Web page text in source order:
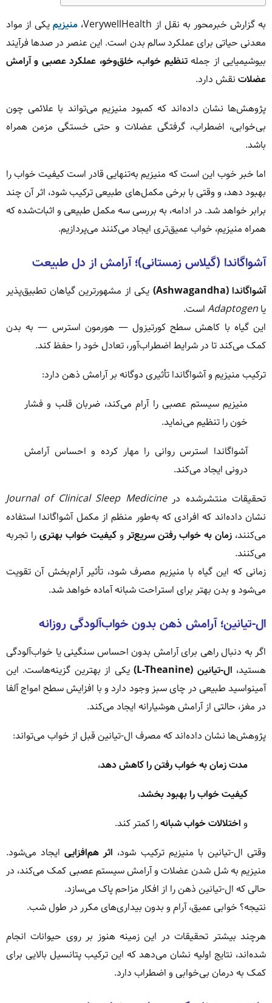
به گزارش خبرمحور به نقل از VerywellHealth، منیزیمیکی از مواد
معدنی حیاتی برای عملکرد سالم بدن است. این عنصر در صدها فرآیند
بیوشیمیایی از جملهتنظیم خواب، خلق‌وخو، عملکرد عصبی و آرامش
عضلات نقش دارد.
پژوهش‌ها نشان داده‌اند که کمبود منیزیم می‌تواند با علائمی چون
بی‌خوابی، اضطراب، گرفتگی عضلات و حتی خستگی مزمن همراه
باشد.
اما خبر خوب این است که منیزیم به‌تنهایی قادر است کیفیت خواب را
بهبود دهد، و وقتی با برخی مکمل‌های طبیعی ترکیب شود، اثر آن چند
برابر خواهد شد. در ادامه، به بررسی سه مکمل طبیعی و اثبات‌شده که
همراه منیزیم، خواب عمیق‌تری ایجاد می‌کنند می‌پردازیم.
آشواگاندا (گیلاس زمستانی)؛ آرامش از دل طبیعت
آشواگاندا (Ashwagandha)
یکی از مشهورترین گیاهان تطبیق‌پذیر
یا Adaptogen است.
این گیاه با کاهش سطح کورتیزول — هورمون استرس — به بدن
کمک می‌کند تا در شرایط اضطراب‌آور، تعادل خود را حفظ کند.
ترکیب منیزیم و آشواگاندا تأثیری دوگانه بر آرامش ذهن دارد:
منیزیم سیستم عصبی را آرام می‌کند، ضربان قلب و فشار
خون را تنظیم می‌نماید.
آشواگاندا استرس روانی را مهار کرده و احساس آرامش
درونی ایجاد می‌کند.
تحقیقات منتشرشده درJournal of Clinical Sleep Medicine
نشان داده‌اند که افرادی که به‌طور منظم از مکمل آشواگاندا استفاده
می‌کنند، زمان به خواب رفتن سریع‌ترو کیفیت خواب بهتری را تجربه
می‌کنند.
زمانی که این گیاه با منیزیم مصرف شود، تأثیر آرام‌بخش آن تقویت
می‌شود و بدن بهتر برای استراحت شبانه آماده خواهد شد.
ال-تیانین؛ آرامش ذهن بدون خواب‌آلودگی روزانه
اگر به دنبال راهی برای آرامش بدون احساس سنگینی یا خواب‌آلودگی
هستید، ال-تیانین (L-Theanine)
یکی از بهترین گزینه‌هاست. این
آمینواسید طبیعی در چای سبز وجود دارد و با افزایش سطح امواج آلفا
در مغز، حالتی از آرامش هوشیارانه ایجاد می‌کند.
پژوهش‌ها نشان داده‌اند که مصرف ال-تیانین قبل از خواب می‌تواند:
مدت زمان به خواب رفتن را کاهش دهد،
کیفیت خواب را بهبود بخشد،
و اختلالات خواب شبانهرا کمتر کند.
وقتی ال-تیانین با منیزیم ترکیب شود، اثر هم‌افزاییایجاد می‌شود.
منیزیم به شل شدن عضلات و آرامش سیستم عصبی کمک می‌کند، در
حالی که ال-تیانین ذهن را از افکار مزاحم پاک می‌سازد.
نتیجه؟ خوابی عمیق، آرام و بدون بیداری‌های مکرر در طول شب.
هرچند بیشتر تحقیقات در این زمینه هنوز بر روی حیوانات انجام
شده‌اند، نتایج اولیه نشان می‌دهد که این ترکیب پتانسیل بالایی برای
کمک به درمان بی‌خوابی و اضطراب دارد.